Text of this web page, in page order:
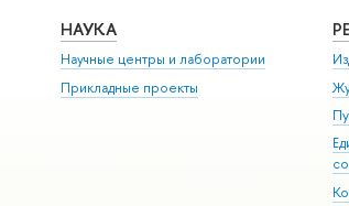
НАУКА
Научные центры и лаборатории
Прикладные проекты